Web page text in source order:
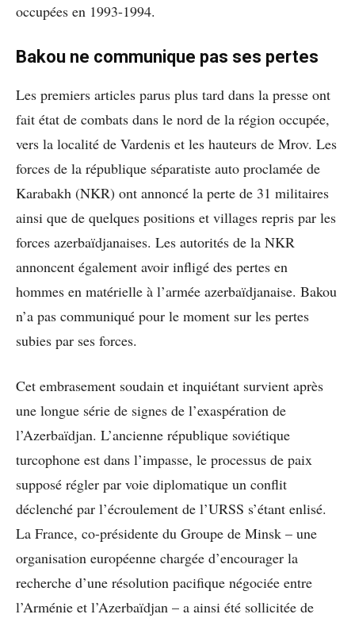
occupées en 1993-1994.
Bakou ne communique pas ses pertes
Les premiers articles parus plus tard dans la presse ont
fait état de combats dans le nord de la région occupée,
vers la localité de Vardenis et les hauteurs de Mrov. Les
forces de la république séparatiste auto proclamée de
Karabakh (NKR) ont annoncé la perte de 31 militaires
ainsi que de quelques positions et villages repris par les
forces azerbaïdjanaises. Les autorités de la NKR
annoncent également avoir infligé des pertes en
hommes en matérielle à l’armée azerbaïdjanaise. Bakou
n’a pas communiqué pour le moment sur les pertes
subies par ses forces.
Cet embrasement soudain et inquiétant survient après
une longue série de signes de l’exaspération de
l’Azerbaïdjan. L’ancienne république soviétique
turcophone est dans l’impasse, le processus de paix
supposé régler par voie diplomatique un conflit
déclenché par l’écroulement de l’URSS s’étant enlisé.
La France, co-présidente du Groupe de Minsk – une
organisation européenne chargée d’encourager la
recherche d’une résolution pacifique négociée entre
l’Arménie et l’Azerbaïdjan – a ainsi été sollicitée de